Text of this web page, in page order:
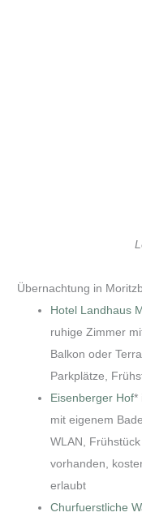
Übernachtung in
Hotel Landhaus
ruhige Zimmer
Balkon oder
Parkplätze,
Eisenberger Hof*
mit eigenem
WLAN,
vorhanden,
erlaubt
Churfuerstliche